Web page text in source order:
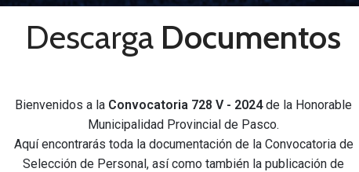
Descarga Documentos
Bienvenidos a la Convocatoria 728 V - 2024de la Honorable
Municipalidad Provincial de Pasco.
Aquí encontrarás toda la documentación de la Convocatoria de
Selección de Personal, así como también la publicación de